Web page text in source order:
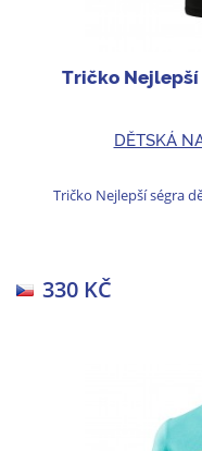
Tričko Nejlepší
DĚTSKÁ
Tričko Nejlepší ségra
330 KČ